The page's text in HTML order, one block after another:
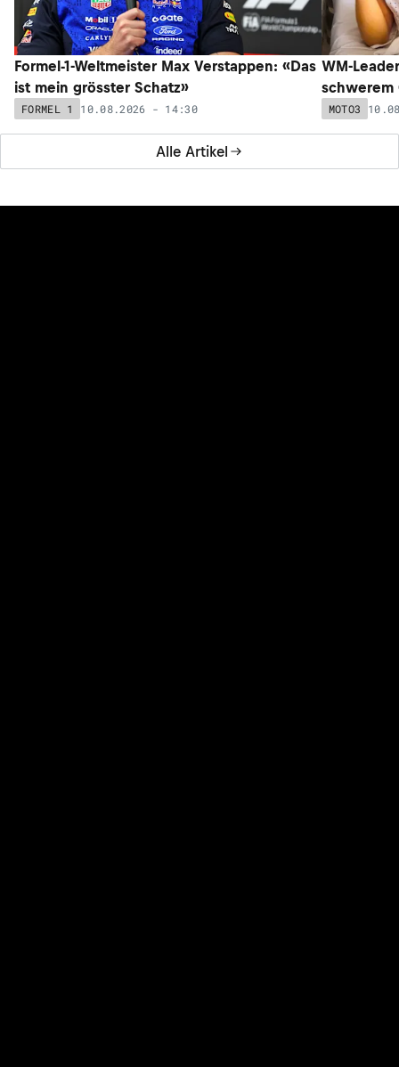
Alle Artikel
Formel-1-Weltmeister Max Verstappen: «Das
ist mein grösster Schatz»
FORMEL 1 10.08.2026 - 14:30
WM-
schwerem
MOTO3